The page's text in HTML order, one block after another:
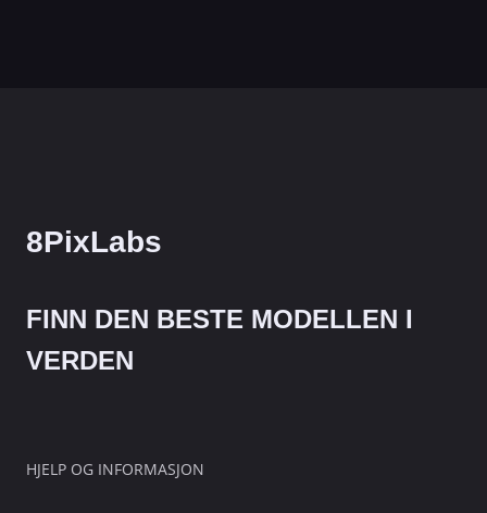
8PixLabs
FINN DEN BESTE MODELLEN I
VERDEN
HJELP OG INFORMASJON